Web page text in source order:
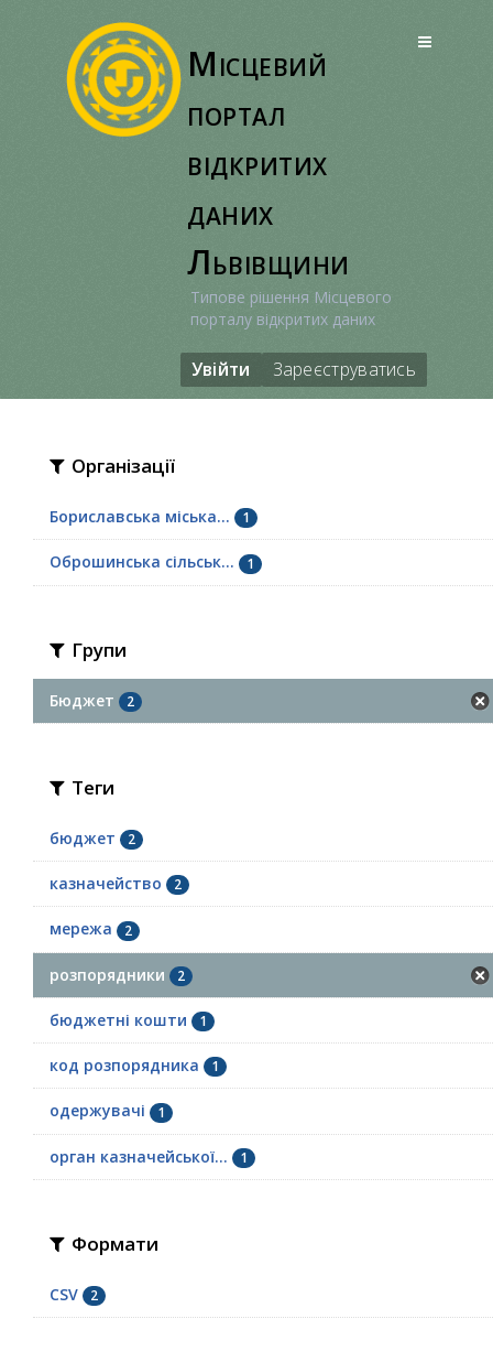
Місцевий
портал
відкритих
даних
Львівщини
Типове рішення Місцевого
порталу відкритих даних
Увійти Зареєструватись
Організації
Бориславська міська... 1
Оброшинська сільськ... 1
Групи
Бюджет 2
Теги
бюджет 2
казначейство 2
мережа 2
розпорядники 2
бюджетні кошти 1
код розпорядника 1
одержувачі 1
орган казначейської... 1
Формати
CSV 2